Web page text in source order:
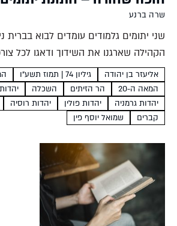
שרה ברנע
שני יתומים גלמודים עומדים לבוא בברית
הקהילה שארגנו את השידוך ודאגו לכל
אותם. אבל אירוע מרגש זה לא מתרחש
בכיכר העיר, אלא בבית העלמין המקומי....
אליעזר בן יהודה גיליון 74 | תמוז תשע"ו
המאה ה-20
הר הזיתים השכלה
יהדות גרמניה
יהדות פולין יהדות רוסיה
קברים
שמואל יוסף פין